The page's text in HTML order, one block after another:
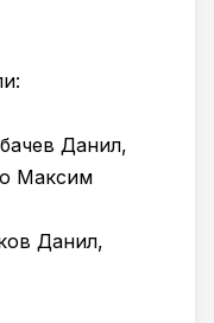
Данил,
Максим
Данил,